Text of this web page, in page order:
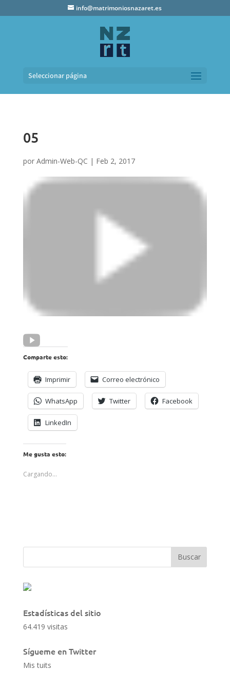
info@matrimoniosnazaret.es
Seleccionar página
05
por Admin-Web-QC | Feb 2, 2017
Comparte esto:
Imprimir Correo electrónico
WhatsApp Twitter Facebook
LinkedIn
Me gusta esto:
Cargando...
Estadísticas del sitio
64.419 visitas
Sígueme en Twitter
Mis tuits